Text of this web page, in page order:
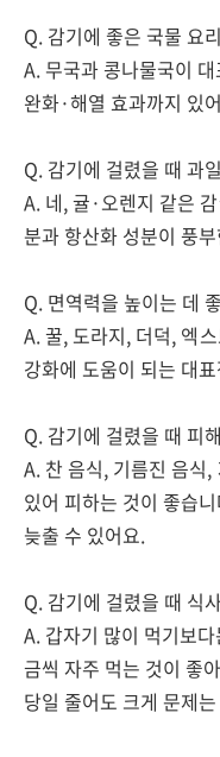
Q. 감기에 좋은 국물 요
A. 무국과 콩나물국이
완화·해열 효과까지 있
Q. 감기에 걸렸을 때 과
A. 네, 귤·오렌지 같은
분과 항산화 성분이 풍
Q. 면역력을 높이는 데
A. 꿀, 도라지, 더덕, 엑
강화에 도움이 되는 대
Q. 감기에 걸렸을 때 피
A. 찬 음식, 기름진 음식
있어 피하는 것이 좋습
늦출 수 있어요.
Q. 감기에 걸렸을 때 식
A. 갑자기 많이 먹기보
금씩 자주 먹는 것이 좋
당일 줄어도 크게 문제